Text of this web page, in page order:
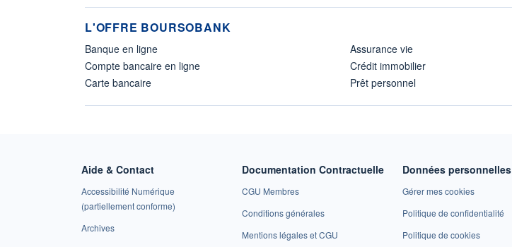
L'OFFRE BOURSOBANK
Banque en ligne
Compte bancaire en ligne
Carte bancaire
Assurance vie
Crédit immobilier
Prêt personnel
Aide & Contact
Accessibilité Numérique
(partiellement conforme)
Archives
Documentation Contractuelle
CGU Membres
Conditions générales
Mentions légales et CGU
Données personnelles
Gérer mes cookies
Politique de confidentialité
Politique de cookies